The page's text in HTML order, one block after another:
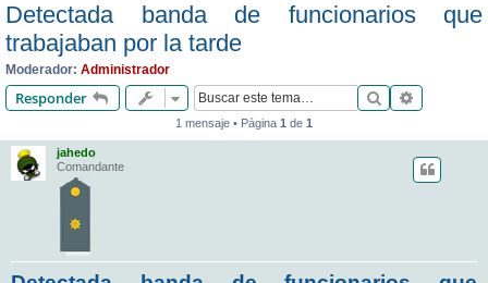
s
Detectada banda de funcionarios que
trabajaban por la tarde
Moderador: Administrador
Responder Buscar
1 mensaje • Página 1 de 1
jahedo
Comandante